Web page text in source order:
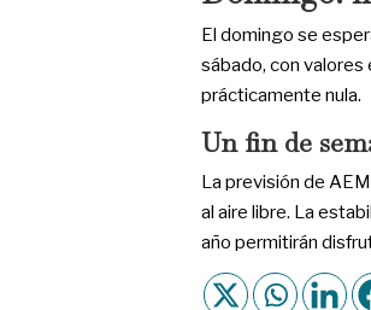
El domingo se
sábado, con valores
prácticamente nula.
Un fin de
La previsión de
al aire libre. La
año permitirán